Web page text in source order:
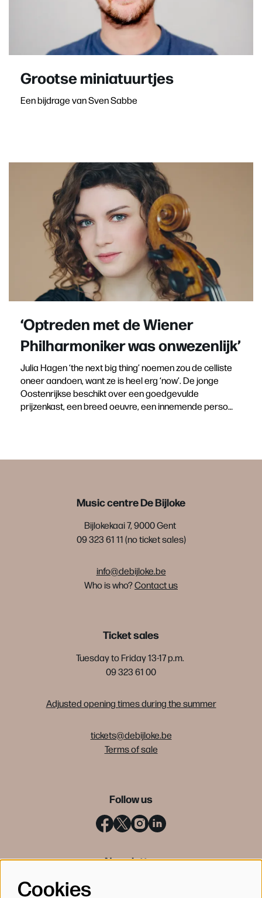
Grootse miniatuurtjes
Een bijdrage van Sven Sabbe
‘Optreden met de Wiener
Philharmoniker was onwezenlijk’
Julia Hagen ‘the next big thing’ noemen zou de celliste
oneer aandoen, want ze is heel erg ‘now’. De jonge
Oostenrijkse beschikt over een goedgevulde
prijzenkast, een breed oeuvre, een innemende perso…
Music centre De Bijloke
Bijlokekaai 7, 9000 Gent
09 323 61 11 (no ticket sales)
info@debijloke.be
Who is who?Contact us
Ticket sales
Tuesday to Friday 13-17 p.m.
09 323 61 00
Adjusted opening times during the summer
tickets@debijloke.be
Terms of sale
Follow us
Newsletter
Cookies